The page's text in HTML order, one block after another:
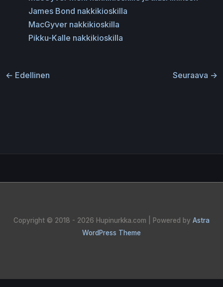
James Bond nakkikioskilla
MacGyver nakkikioskilla
Pikku-Kalle nakkikioskilla
← Edellinen Seuraava →
Copyright © 2018 - 2026 Hupinurkka.com | Powered by Astra
WordPress Theme